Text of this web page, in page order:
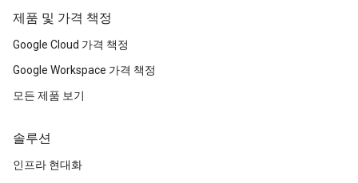
제품 및 가격 책정
Google Cloud 가격 책정
Google Workspace 가격 책정
모든 제품 보기
솔루션
인프라 현대화